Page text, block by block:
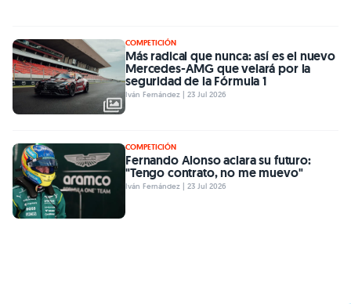
COMPETICIÓN
Más radical que nunca: así es el nuevo
Mercedes-AMG que velará por la
seguridad de la Fórmula 1
Iván Fernández | 23 Jul 2026
COMPETICIÓN
Fernando Alonso aclara su futuro:
"Tengo contrato, no me muevo"
Iván Fernández | 23 Jul 2026